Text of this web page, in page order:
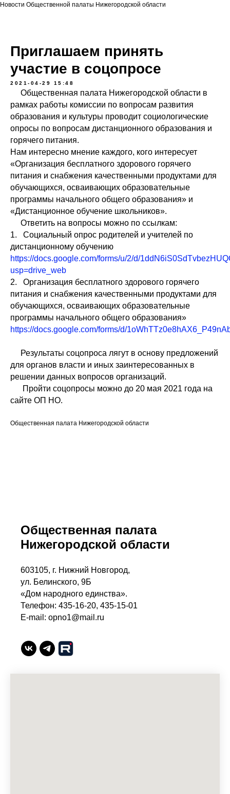
Новости Общественной палаты Нижегородской области
Приглашаем принять
участие в соцопросе
2021-04-29 15:48
Общественная палата Нижегородской области в
рамках работы комиссии по вопросам развития
образования и культуры проводит социологические
опросы по вопросам дистанционного образования и
горячего питания.
Нам интересно мнение каждого, кого интересует
«Организация бесплатного здорового горячего
питания и снабжения качественными продуктами для
обучающихся, осваивающих образовательные
программы начального общего образования» и
«Дистанционное обучение школьников».
Ответить на вопросы можно по ссылкам:
1. Социальный опрос родителей и учителей по
дистанционному обучению
https://docs.google.com/forms/u/2/d/
usp=drive_web
2. Организация бесплатного здорового горячего
питания и снабжения качественными продуктами для
обучающихся, осваивающих образовательные
программы начального общего образования»
https://docs.google.com/forms/d/
Результаты соцопроса лягут в основу предложений
для органов власти и иных заинтересованных в
решении данных вопросов организаций.
Пройти соцопросы можно до 20 мая 2021 года на
сайте ОП НО.
Общественная палата Нижегородской области
Общественная палата
Нижегородской области
603105, г. Нижний Новгород,
ул. Белинского, 9Б
«Дом народного единства».
Телефон: 435-16-20, 435-15-01
E-mail: opno1@mail.ru